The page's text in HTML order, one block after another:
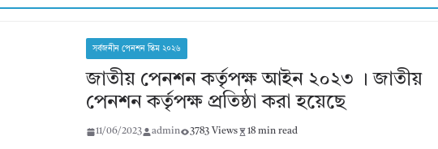
সর্বজনীন পেনশন স্কিম ২০২৬
জাতীয় পেনশন কর্তৃপক্ষ আইন ২০২৩ । জাতীয়
পেনশন কর্তৃপক্ষ প্রতিষ্ঠা করা হয়েছে
11/06/2023 admin 3783 Views 18 min read